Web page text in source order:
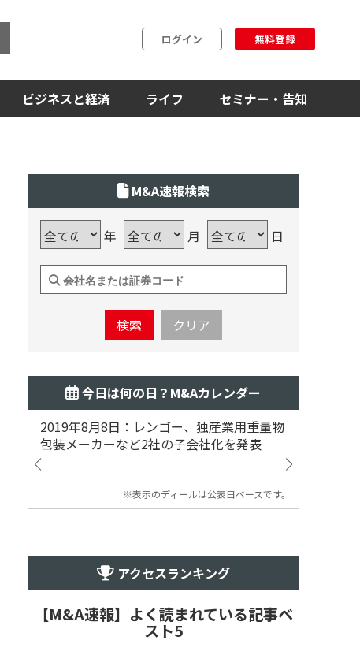
ログイン 無料登録
ビジネスと経済 ライフ セミナー・告知
M&A速報検索
年 月 日
検索 クリア
今日は何の日？M&Aカレンダー
2019年8月8日：レンゴー、独産業用重量物
包装メーカーなど2社の子会社化を発表
※表示のディールは公表日ベースです。
アクセスランキング
【M&A速報】よく読まれている記事ベ
スト5